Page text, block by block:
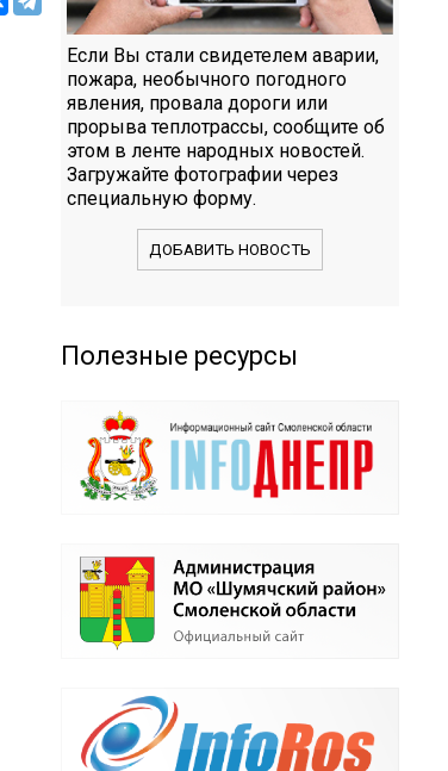
Если Вы стали свидетелем аварии,
пожара, необычного погодного
явления, провала дороги или
прорыва теплотрассы, сообщите об
этом в ленте народных новостей.
Загружайте фотографии через
специальную форму.
ДОБАВИТЬ НОВОСТЬ
Полезные ресурсы